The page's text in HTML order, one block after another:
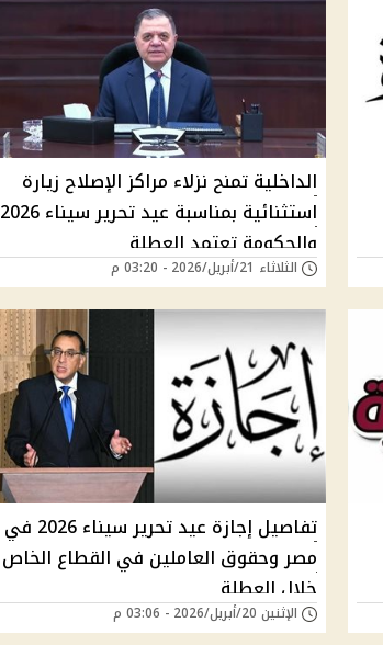
الداخلية تمنح نزلاء مراكز الإصلاح زيارة
استثنائية بمناسبة عيد تحرير سيناء 2026
والحكومة تعتمد العطلة
الثلاثاء 21/أبريل/2026 - 03:20 م
تفاصيل إجازة عيد تحرير سيناء 2026 في
مصر وحقوق العاملين في القطاع الخاص
خلال العطلة
الإثنين 20/أبريل/2026 - 03:06 م